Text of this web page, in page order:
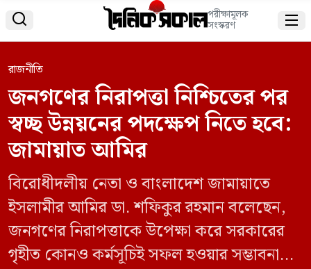
 পরীক্ষামূলক
সংস্করণ 
রাজনীতি
জনগণের নিরাপত্তা নিশ্চিতের পর
স্বচ্ছ উন্নয়নের পদক্ষেপ নিতে হবে:
জামায়াত আমির
বিরোধীদলীয় নেতা ও বাংলাদেশ জামায়াতে
ইসলামীর আমির ডা. শফিকুর রহমান বলেছেন,
জনগণের নিরাপত্তাকে উপেক্ষা করে সরকারের
গৃহীত কোনও কর্মসূচিই সফল হওয়ার সম্ভাবনা